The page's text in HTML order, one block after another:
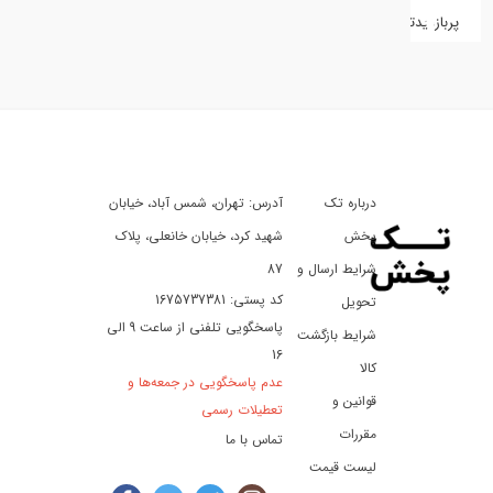
کفش
سفر
تفریح
پربازدیدترین
درباره تک
پخش
شرایط ارسال و
تحویل
شرایط بازگشت
کالا
قوانین و
مقررات
لیست قیمت
آدرس: تهران، شمس آباد، خیابان
شهید کرد، خیابان خانعلی، پلاک
87
کد پستی: 1675737381
پاسخگویی تلفنی از ساعت 9 الی
16
عدم پاسخگویی در جمعه‌ها و
تعطیلات رسمی
تماس با ما